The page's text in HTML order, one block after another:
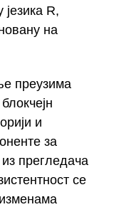
R,
на
преузима
и
за
прегледача
се